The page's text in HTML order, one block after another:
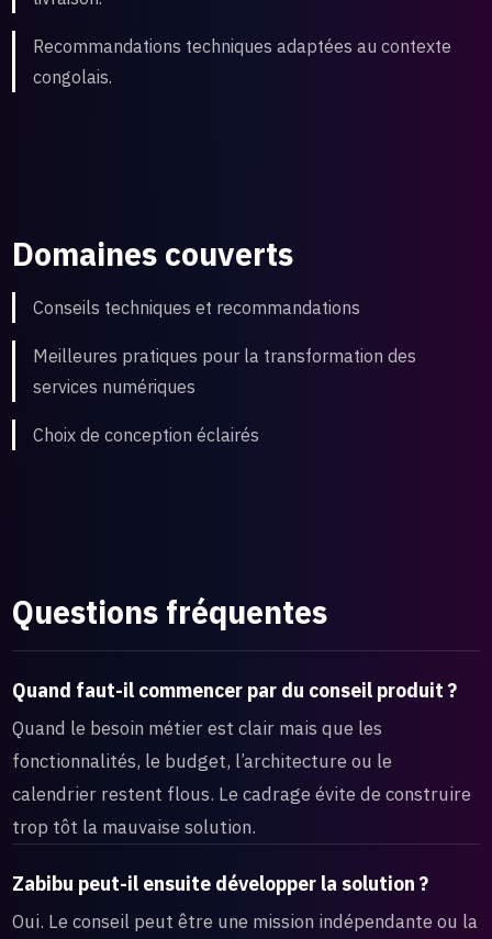
Recommandations techniques adaptées au contexte
congolais.
Domaines couverts
Conseils techniques et recommandations
Meilleures pratiques pour la transformation des
services numériques
Choix de conception éclairés
Questions fréquentes
Quand faut-il commencer par du conseil produit ?
Quand le besoin métier est clair mais que les
fonctionnalités, le budget, l’architecture ou le
calendrier restent flous. Le cadrage évite de construire
trop tôt la mauvaise solution.
Zabibu peut-il ensuite développer la solution ?
Oui. Le conseil peut être une mission indépendante ou la